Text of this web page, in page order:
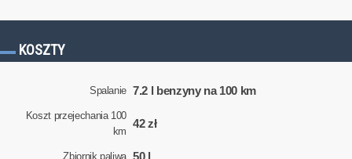
KOSZTY
Spalanie 7.2 l benzyny na 100 km
Koszt przejechania 100
km
42 zł
Zbiornik paliwa